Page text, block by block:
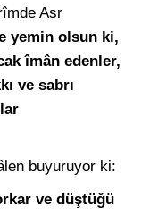
Asr
yemin olsun ki,
îmân edenler,
ve sabrı
buyuruyor ki:
ve düştüğü